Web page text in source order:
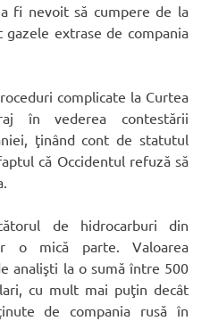
fi nevoit să cumpere de la
extrase de compania
complicate la Curtea
în vederea contestării
ţinând cont de statutul
că Occidentul refuză să
de hidrocarburi din
o mică parte. Valoarea
analişti la o sumă între 500
cu mult mai puţin decât
de compania rusă în